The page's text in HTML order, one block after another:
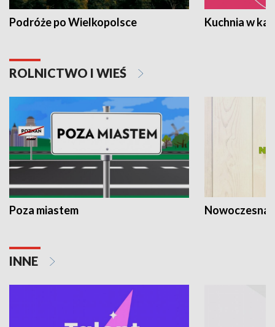
Podróże po Wielkopolsce Kuchnia w
ROLNICTWO I WIEŚ
Poza miastem Nowoczesna
INNE